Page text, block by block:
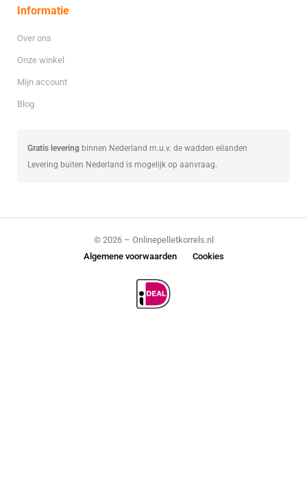
Informatie
Over ons
Onze winkel
Mijn account
Blog
Gratis levering binnen Nederland m.u.v. de wadden eilanden
Levering buiten Nederland is mogelijk op aanvraag.
© 2026 – Onlinepelletkorrels.nl
Algemene voorwaarden
Cookies